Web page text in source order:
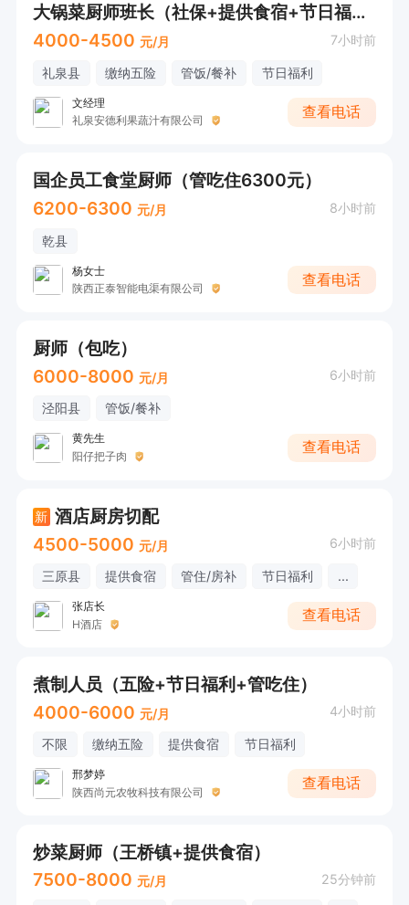
大锅菜厨师班长（社保+提供食宿+节日福利）
4000-4500 元/月 7小时前
礼泉县 缴纳五险 管饭/餐补 节日福利
文经理
礼泉安德利果蔬汁有限公司
查看电话
国企员工食堂厨师（管吃住6300元）
6200-6300 元/月 8小时前
乾县
杨女士
陕西正泰智能电渠有限公司
查看电话
厨师（包吃）
6000-8000 元/月 6小时前
泾阳县 管饭/餐补
黄先生
阳仔把子肉
查看电话
新 酒店厨房切配
4500-5000 元/月 6小时前
三原县 提供食宿 管住/房补 节日福利 ...
张店长
H酒店
查看电话
煮制人员（五险+节日福利+管吃住）
4000-6000 元/月 4小时前
不限 缴纳五险 提供食宿 节日福利
邢梦婷
陕西尚元农牧科技有限公司
查看电话
炒菜厨师（王桥镇+提供食宿）
7500-8000 元/月 25分钟前